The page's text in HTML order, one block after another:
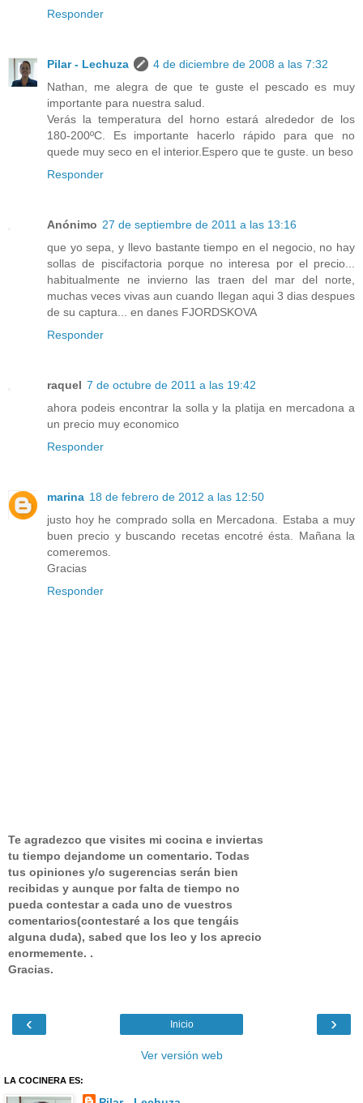
Responder
Pilar - Lechuza
4 de diciembre de 2008 a las 7:32
Nathan, me alegra de que te guste el pescado es muy
importante para nuestra salud.
Verás la temperatura del horno estará alrededor de los
180-200ºC. Es importante hacerlo rápido para que no
quede muy seco en el interior.Espero que te guste. un beso
Responder
Anónimo 27 de septiembre de 2011 a las 13:16
que yo sepa, y llevo bastante tiempo en el negocio, no hay
sollas de piscifactoria porque no interesa por el precio...
habitualmente ne invierno las traen del mar del norte,
muchas veces vivas aun cuando llegan aqui 3 dias despues
de su captura... en danes FJORDSKOVA
Responder
raquel 7 de octubre de 2011 a las 19:42
ahora podeis encontrar la solla y la platija en mercadona a
un precio muy economico
Responder
marina 18 de febrero de 2012 a las 12:50
justo hoy he comprado solla en Mercadona. Estaba a muy
buen precio y buscando recetas encotré ésta. Mañana la
comeremos.
Gracias
Responder
Te agradezco que visites mi cocina e inviertas
tu tiempo dejandome un comentario. Todas
tus opiniones y/o sugerencias serán bien
recibidas y aunque por falta de tiempo no
pueda contestar a cada uno de vuestros
comentarios(contestaré a los que tengáis
alguna duda), sabed que los leo y los aprecio
enormemente. .
Gracias.
‹ ›
Inicio
Ver versión web
LA COCINERA ES: